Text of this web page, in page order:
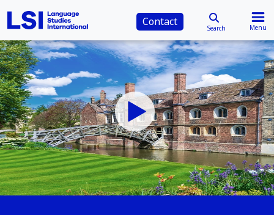
Contact Search Menu